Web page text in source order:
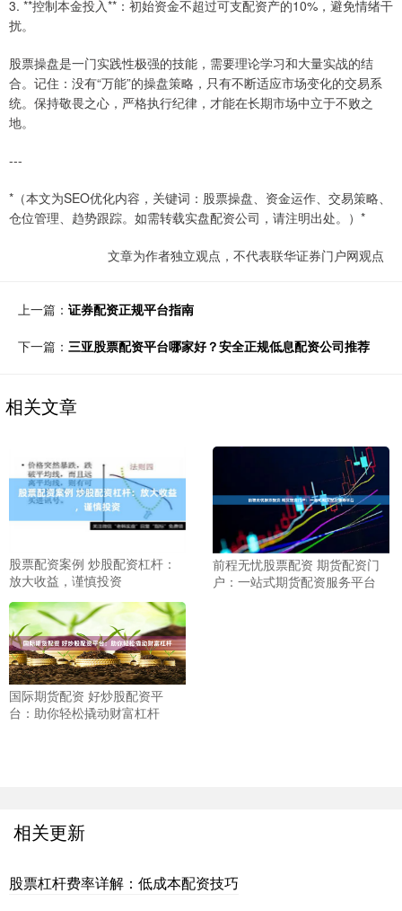
3. **控制本金投入**：初始资金不超过可支配资产的10%，避免情绪干
扰。
股票操盘是一门实践性极强的技能，需要理论学习和大量实战的结
合。记住：没有“万能”的操盘策略，只有不断适应市场变化的交易系
统。保持敬畏之心，严格执行纪律，才能在长期市场中立于不败之
地。
---
*（本文为SEO优化内容，关键词：股票操盘、资金运作、交易策略、
仓位管理、趋势跟踪。如需转载实盘配资公司，请注明出处。）*
文章为作者独立观点，不代表联华证券门户网观点
上一篇： 证券配资正规平台指南
下一篇： 三亚股票配资平台哪家好？安全正规低息配资公司推荐
相关文章
股票配资案例 炒股配资杠杆：
放大收益，谨慎投资
前程无忧股票配资 期货配资门
户：一站式期货配资服务平台
国际期货配资 好炒股配资平
台：助你轻松撬动财富杠杆
相关更新
股票杠杆费率详解：低成本配资技巧